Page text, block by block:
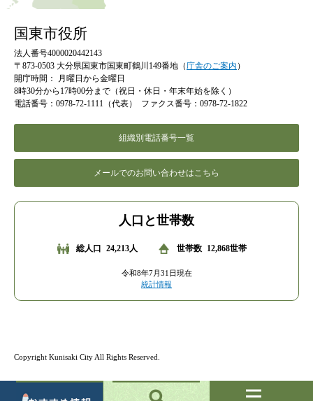
国東市役所
法人番号4000020442143
〒873-0503 大分県国東市国東町鶴川149番地（庁舎のご案内 ）
開庁時間：
月曜日から金曜日
8時30分から17時00分まで（祝日・休日・年末年始を除く）
電話番号：0978-72-1111（代表）
ファクス番号：0978-72-1822
組織別電話番号一覧
メールでのお問い合わせはこちら
人口と世帯数
総人口 24,213人 世帯数 12,868世帯
令和8年7月31日現在
統計情報
Copyright Kunisaki City All Rights Reserved.